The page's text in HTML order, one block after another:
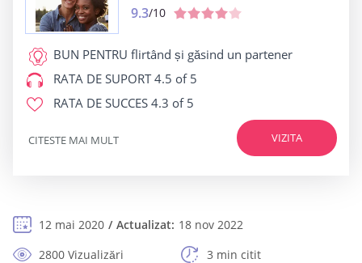
9.3/10
BUN PENTRU flirtând și găsind un partener
RATA DE SUPORT4.5 of 5
RATA DE SUCCES 4.3 of 5
VIZITA
CITESTE MAI MULT
12 mai 2020 Actualizat: 18 nov 2022
2800 Vizualizări
3 min citit